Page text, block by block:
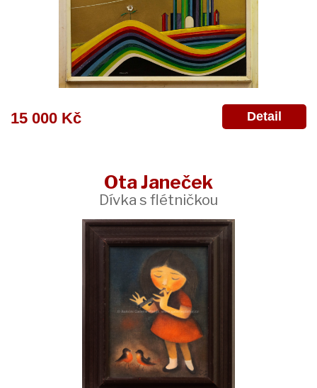
15 000 Kč Detail
Ota Janeček
Dívka s flétničkou